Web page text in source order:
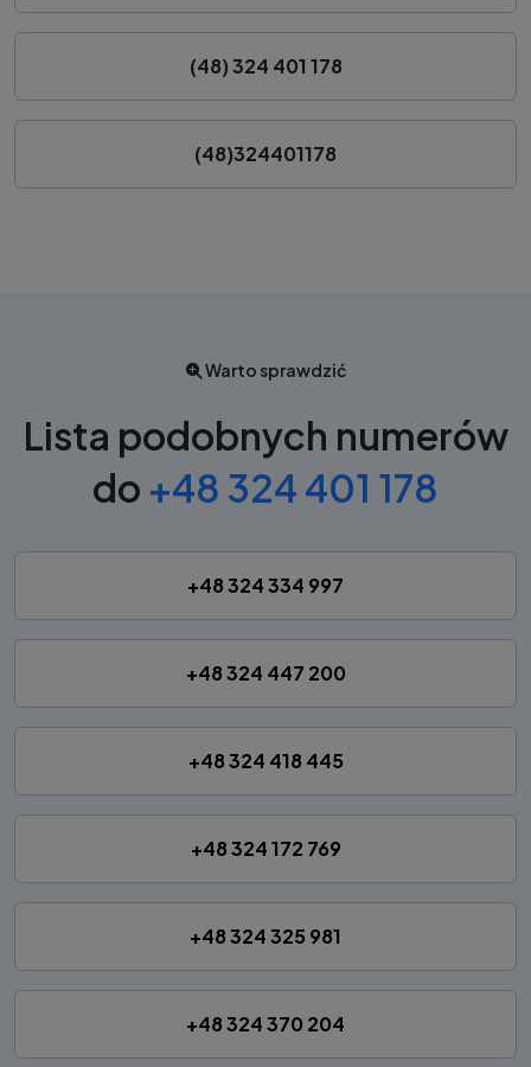
(48) 324 401 178
(48)324401178
Warto sprawdzić
Lista podobnych numerów
do +48 324 401 178
+48 324 334 997
+48 324 447 200
+48 324 418 445
+48 324 172 769
+48 324 325 981
+48 324 370 204